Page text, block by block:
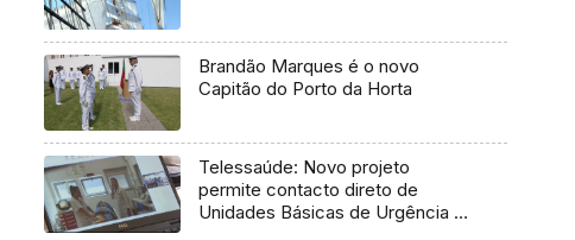
Brandão Marques é o novo
Capitão do Porto da Horta
Telessaúde: Novo projeto
permite contacto direto de
Unidades Básicas de Urgência e